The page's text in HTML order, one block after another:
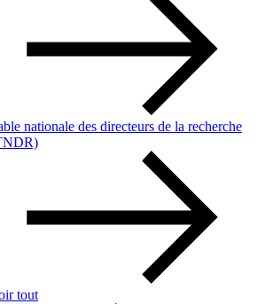
nationale des directeurs de la recherche
tout